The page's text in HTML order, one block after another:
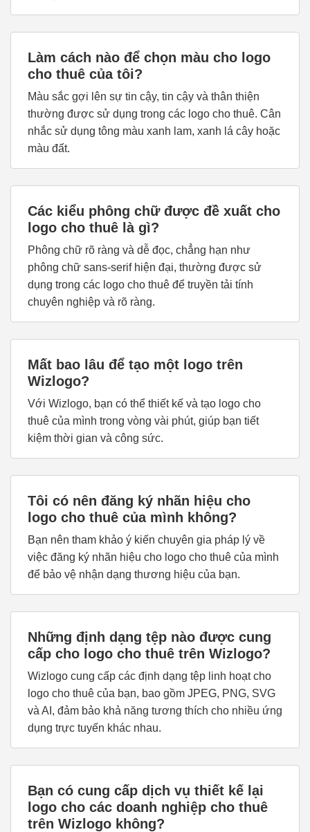
Làm cách nào để chọn màu cho logo
cho thuê của tôi?
Màu sắc gợi lên sự tin cậy, tin cậy và thân thiện
thường được sử dụng trong các logo cho thuê. Cân
nhắc sử dụng tông màu xanh lam, xanh lá cây hoặc
màu đất.
Các kiểu phông chữ được đề xuất cho
logo cho thuê là gì?
Phông chữ rõ ràng và dễ đọc, chẳng hạn như
phông chữ sans-serif hiện đại, thường được sử
dụng trong các logo cho thuê để truyền tải tính
chuyên nghiệp và rõ ràng.
Mất bao lâu để tạo một logo trên
Wizlogo?
Với Wizlogo, bạn có thể thiết kế và tạo logo cho
thuê của mình trong vòng vài phút, giúp bạn tiết
kiệm thời gian và công sức.
Tôi có nên đăng ký nhãn hiệu cho
logo cho thuê của mình không?
Bạn nên tham khảo ý kiến chuyên gia pháp lý về
việc đăng ký nhãn hiệu cho logo cho thuê của mình
để bảo vệ nhận dạng thương hiệu của bạn.
Những định dạng tệp nào được cung
cấp cho logo cho thuê trên Wizlogo?
Wizlogo cung cấp các định dạng tệp linh hoạt cho
logo cho thuê của bạn, bao gồm JPEG, PNG, SVG
và AI, đảm bảo khả năng tương thích cho nhiều ứng
dụng trực tuyến khác nhau.
Bạn có cung cấp dịch vụ thiết kế lại
logo cho các doanh nghiệp cho thuê
trên Wizlogo không?